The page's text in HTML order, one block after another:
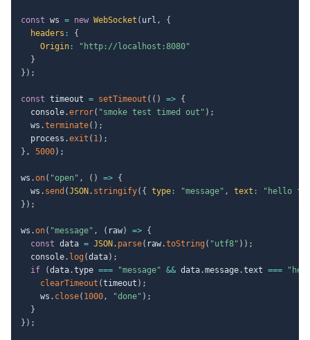
const ws = new WebSocket ( url ,
{
headers :
{
Origin :
"http://localhost:8080"
}
} ) ;
const timeout = setTimeout ( ( ) => {
  console
.error( "smoke test timed out" ) ;
  ws
.terminate( ) ;
  process
.exit ( 1) ;
} , 5000) ;
ws .on( "open" , ( ) => {
  ws
. send (JSON . stringify( { type : "message" , text :
"hello
} ) ;
ws .on( "message" , ( raw) => {
const data = JSON . parse( raw.toString ( "utf8" ) ) ;
  console
. log (data) ;
if
(data.type === "message" && data.message.text ===
clearTimeout (timeout ) ;
    ws
. close( 1000, "done" ) ;
}
} ) ;